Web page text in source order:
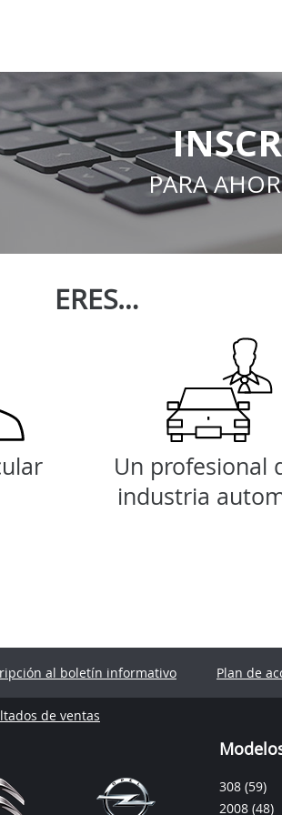
PARA
ERES…
Un profesional
industria
al boletín informativo Plan de
de ventas
308 (59)
2008 (48)